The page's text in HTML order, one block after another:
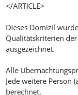
</ARTICLE>
Dieses Domizil
Qualitätskriterien
ausgezeichnet.
Alle
Jede weitere Person
berechnet.